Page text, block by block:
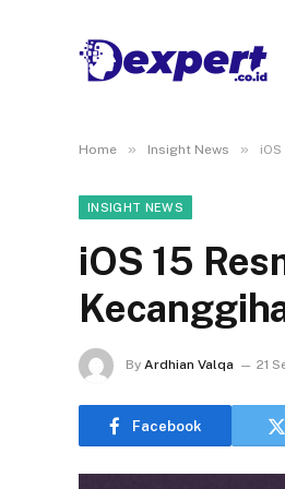
Home » Insight News »
INSIGHT NEWS
iOS 15
By Ardhian Valqa 21
Facebook